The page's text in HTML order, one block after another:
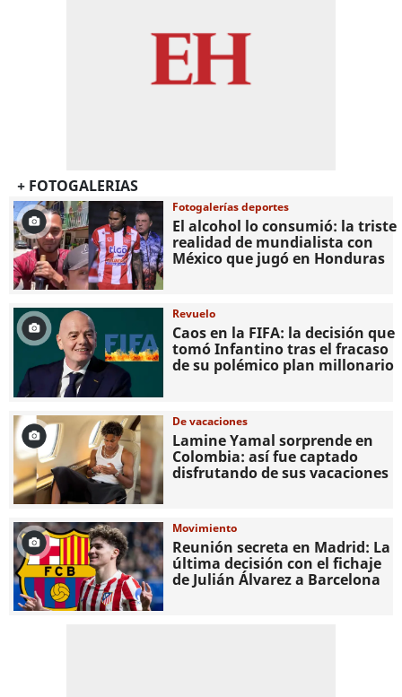
+ FOTOGALERIAS
Fotogalerías deportes
El alcohol lo consumió: la triste
realidad de mundialista con
México que jugó en Honduras
Revuelo
Caos en la FIFA: la decisión que
tomó Infantino tras el fracaso
de su polémico plan millonario
De vacaciones
Lamine Yamal sorprende en
Colombia: así fue captado
disfrutando de sus vacaciones
Movimiento
Reunión secreta en Madrid: La
última decisión con el fichaje
de Julián Álvarez a Barcelona